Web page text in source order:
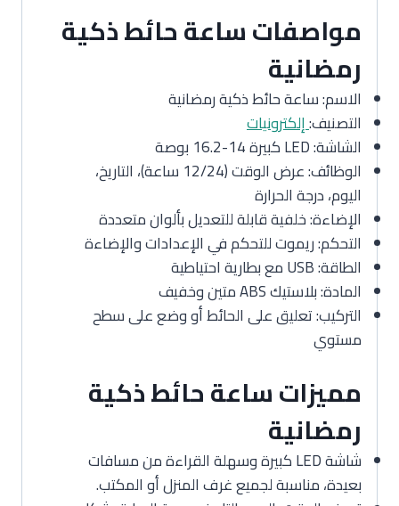
مواصفات ساعة حائط ذكية
رمضانية
الاسم: ساعة حائط ذكية رمضانية
التصنيف:إلكترونيات
الشاشة: LED كبيرة 14-16.2 بوصة
الوظائف: عرض الوقت (12/24 ساعة)، التاريخ،
اليوم، درجة الحرارة
الإضاءة: خلفية قابلة للتعديل بألوان متعددة
التحكم: ريموت للتحكم في الإعدادات والإضاءة
الطاقة: USB مع بطارية احتياطية
المادة: بلاستيك ABS متين وخفيف
التركيب: تعليق على الحائط أو وضع على سطح
مستوي
مميزات ساعة حائط ذكية
رمضانية
شاشة LED كبيرة وسهلة القراءة من مسافات
بعيدة، مناسبة لجميع غرف المنزل أو المكتب.